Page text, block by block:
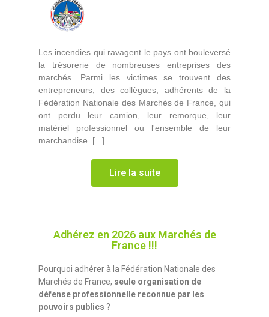
Les incendies qui ravagent le pays ont bouleversé
la trésorerie de nombreuses entreprises des
marchés. Parmi les victimes se trouvent des
entrepreneurs, des collègues, adhérents de la
Fédération Nationale des Marchés de France, qui
ont perdu leur camion, leur remorque, leur
matériel professionnel ou l'ensemble de leur
marchandise. [...]
Lire la suite
Adhérez en 2026 aux Marchés de
France !!!
Pourquoi adhérer à la Fédération Nationale des
Marchés de France, seule organisation de
défense professionnelle reconnue par les
pouvoirs publics ?